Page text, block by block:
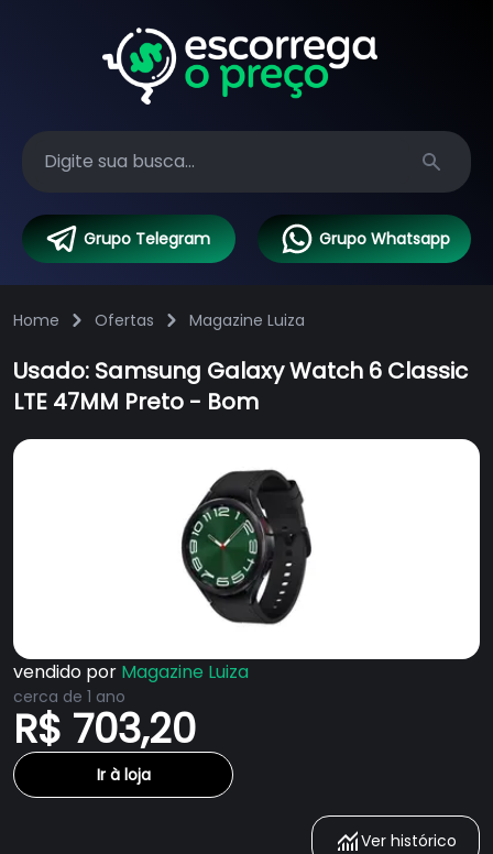
Search
Grupo Telegram Grupo Whatsapp
Home Ofertas Magazine Luiza
Usado: Samsung Galaxy Watch 6 Classic
LTE 47MM Preto - Bom
vendido por Magazine Luiza
cerca de 1 ano
R$ 703,20
Ir à loja
Ver histórico